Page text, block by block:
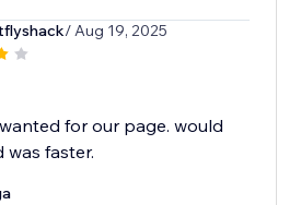
/ Aug 19, 2025
for our page. would
was faster.